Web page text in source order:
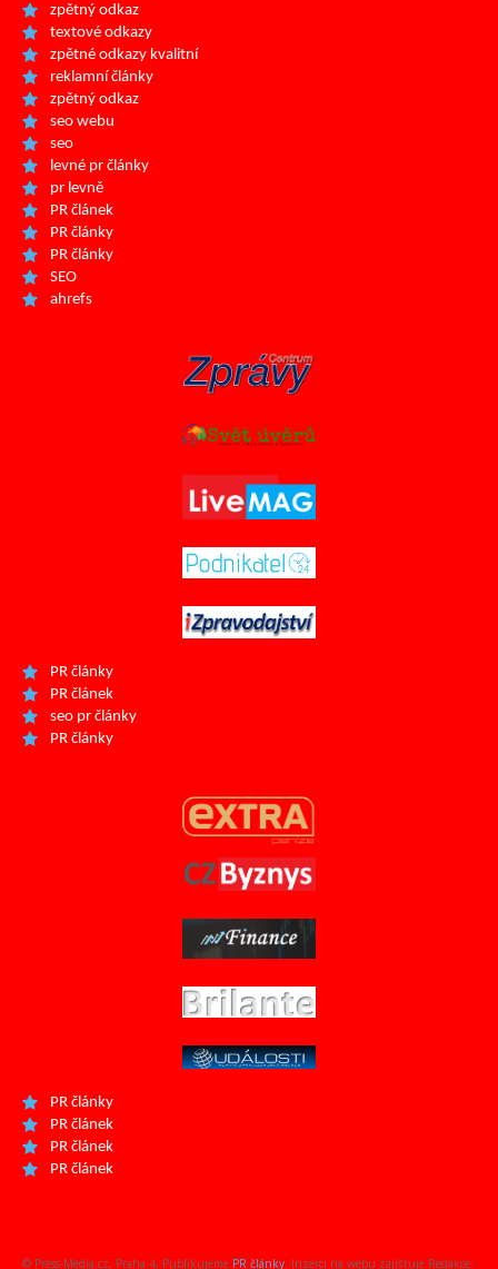
zpětný odkaz
textové odkazy
zpětné odkazy kvalitní
reklamní články
zpětný odkaz
seo webu
seo
levné pr články
pr levně
PR článek
PR články
PR články
SEO
ahrefs
PR články
PR článek
seo pr články
PR články
PR články
PR článek
PR článek
PR článek
© Press-Media.cz, Praha 4, Publikujeme PR články. Inzerci na webu zajišťuje Redakce: